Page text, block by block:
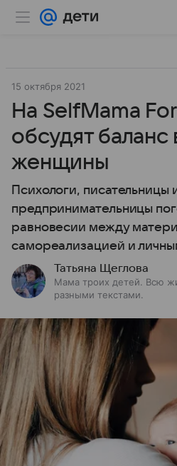
15 октября 2021
На SelfMama
обсудят баланс
женщины
Психологи, писательницы
предпринимательницы
равновесии между
самореализацией и
Татьяна Щеглова
Мама троих детей. Всю
разными текстами.